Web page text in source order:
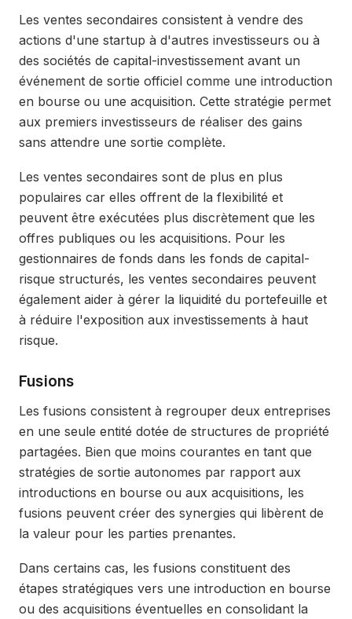
Les ventes secondaires consistent à vendre des
actions d'une startup à d'autres investisseurs ou à
des sociétés de capital-investissement avant un
événement de sortie officiel comme une introduction
en bourse ou une acquisition. Cette stratégie permet
aux premiers investisseurs de réaliser des gains
sans attendre une sortie complète.
Les ventes secondaires sont de plus en plus
populaires car elles offrent de la flexibilité et
peuvent être exécutées plus discrètement que les
offres publiques ou les acquisitions. Pour les
gestionnaires de fonds dans les fonds de capital-
risque structurés, les ventes secondaires peuvent
également aider à gérer la liquidité du portefeuille et
à réduire l'exposition aux investissements à haut
risque.
Fusions
Les fusions consistent à regrouper deux entreprises
en une seule entité dotée de structures de propriété
partagées. Bien que moins courantes en tant que
stratégies de sortie autonomes par rapport aux
introductions en bourse ou aux acquisitions, les
fusions peuvent créer des synergies qui libèrent de
la valeur pour les parties prenantes.
Dans certains cas, les fusions constituent des
étapes stratégiques vers une introduction en bourse
ou des acquisitions éventuelles en consolidant la